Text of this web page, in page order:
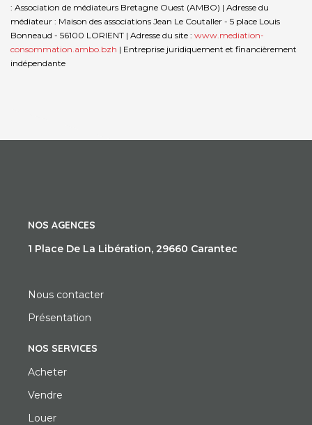
: Association de médiateurs Bretagne Ouest (AMBO) | Adresse du
médiateur : Maison des associations Jean Le Coutaller - 5 place Louis
Bonneaud - 56100 LORIENT | Adresse du site : www.mediation-
consommation.ambo.bzh | Entreprise juridiquement et financièrement
indépendante
NOS AGENCES
1 Place De La Libération, 29660 Carantec
Nous contacter
Présentation
NOS SERVICES
Acheter
Vendre
Louer